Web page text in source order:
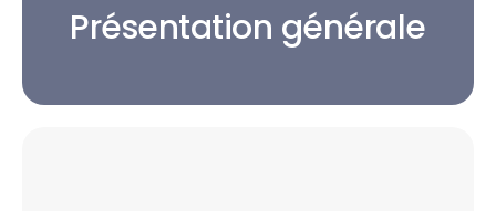
Présentation générale